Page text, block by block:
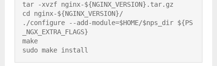
tar -xvzf nginx-${NGINX_VERSION}.tar.gz
cd nginx-${NGINX_VERSION}/
./configure --add-module=$HOME/$nps_dir ${PS
_NGX_EXTRA_FLAGS}
make
sudo make install